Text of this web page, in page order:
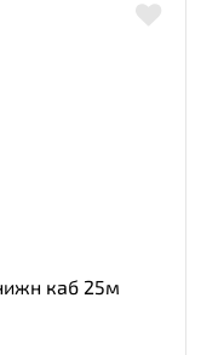
каб 25м